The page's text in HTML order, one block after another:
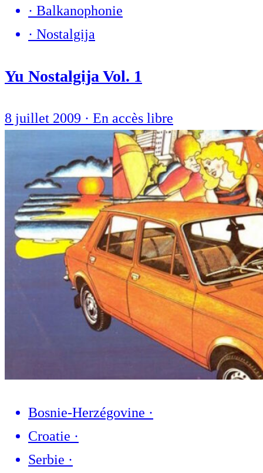
· Balkanophonie
· Nostalgija
Yu Nostalgija Vol. 1
8 juillet 2009 · En accès libre
Bosnie-Herzégovine ·
Croatie ·
Serbie ·